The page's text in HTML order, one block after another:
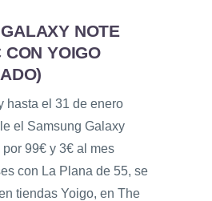
NOTE
CON YOIGO
hasta el 31 de enero
el Samsung Galaxy
99€ y 3€ al mes
con La Plana de 55, se
tiendas Yoigo, en The